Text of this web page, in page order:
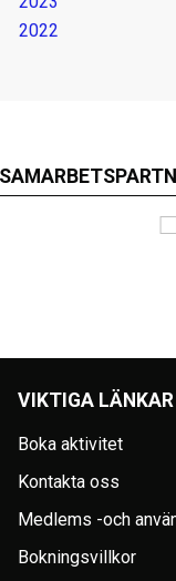
2022
VIKTIGA LÄNKAR
Boka aktivitet
Kontakta oss
Medlems -och
Bokningsvillkor